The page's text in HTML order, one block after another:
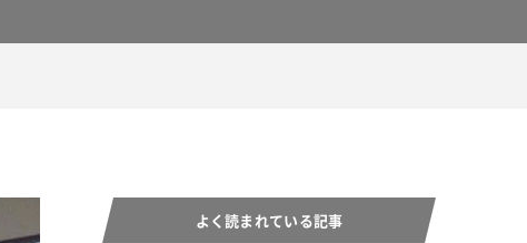
よく読まれている記事